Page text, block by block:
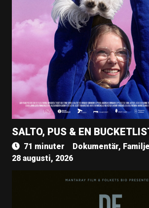
SALTO, PUS & EN
71 minuter Dokumentär,
28 augusti, 2026